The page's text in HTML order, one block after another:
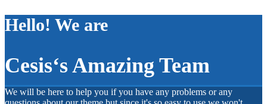
Hello! We are
Cesis‘s Amazing Team
We will be here to help you if you have any problems or any